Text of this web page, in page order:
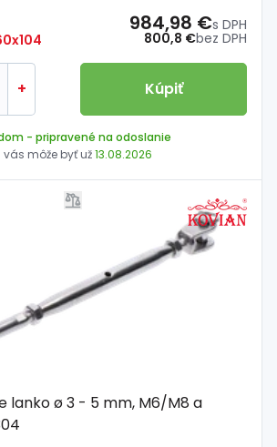
800,8 €bez DPH
984,98 €s DPH
+ Kúpiť
- pripravené na odoslanie
vás môže byť už13.08.2026
lanko ø 3 - 5 mm, M6/M8 a